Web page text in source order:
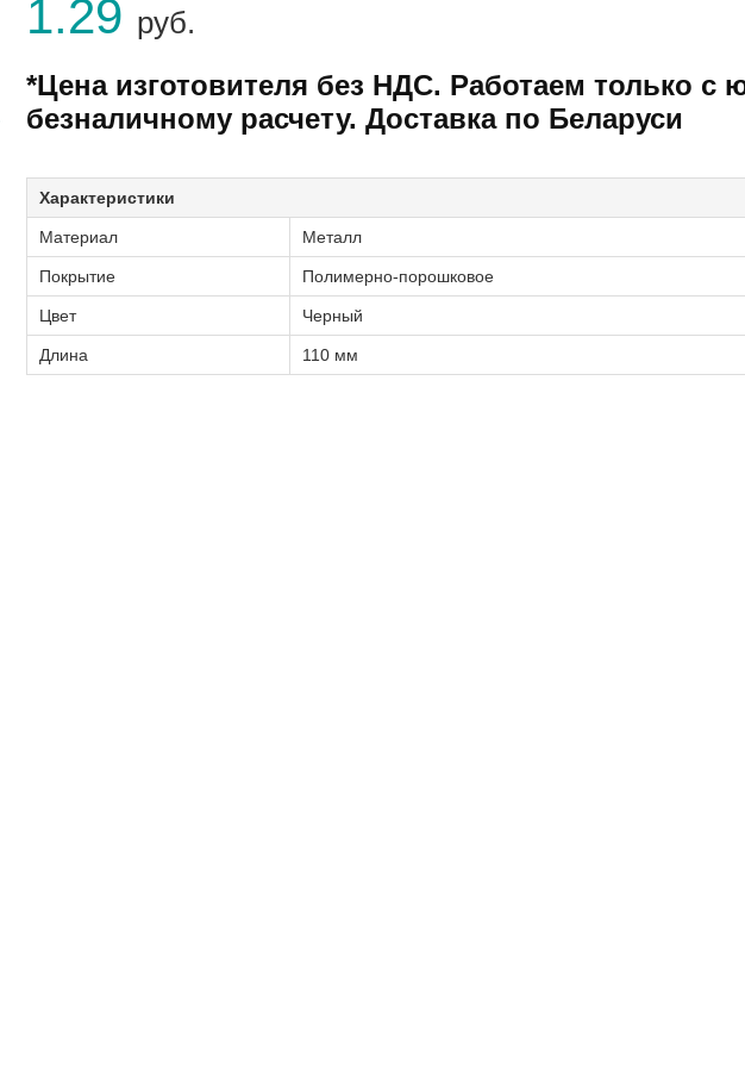
1.29 руб.
*Цена изготовителя без НДС. Работаем только
безналичному расчету. Доставка по Беларуси
Характеристики
Материал Металл
Покрытие Полимерно-порошковое
Цвет Черный
Длина 110 мм